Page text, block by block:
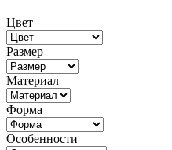
Цвет
Размер
Материал
Форма
Особенности